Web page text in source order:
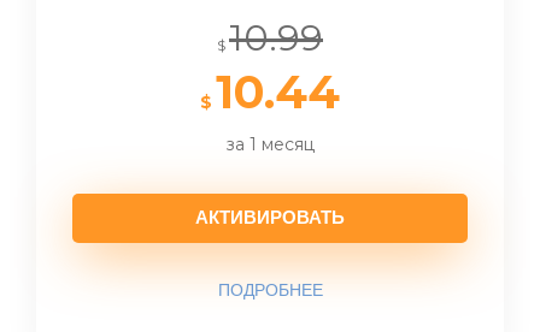
$ 10.99
$ 10.44
за 1 месяц
АКТИВИРОВАТЬ
ПОДРОБНЕЕ